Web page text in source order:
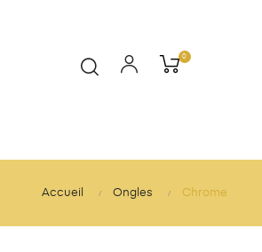
0
Accueil Ongles Chrome